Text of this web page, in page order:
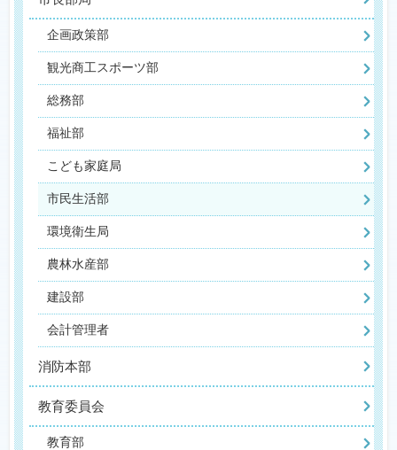
企画政策部
観光商工スポーツ部
総務部
福祉部
こども家庭局
市民生活部
環境衛生局
農林水産部
建設部
会計管理者
消防本部
教育委員会
教育部